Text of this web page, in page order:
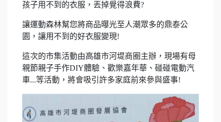
孩子用不到的衣服，丟掉覺得浪費?
讓運動森林幫您將商品曝光至人潮眾多的鼎泰公
園，讓用不到的好衣服變現!
這次的市集活動由高雄市河堤商圈主辦，現場有母
親節親子手作DIY體驗、歡樂嘉年華、碰碰電動汽
車...等活動，將會吸引許多家庭前來參與盛事!